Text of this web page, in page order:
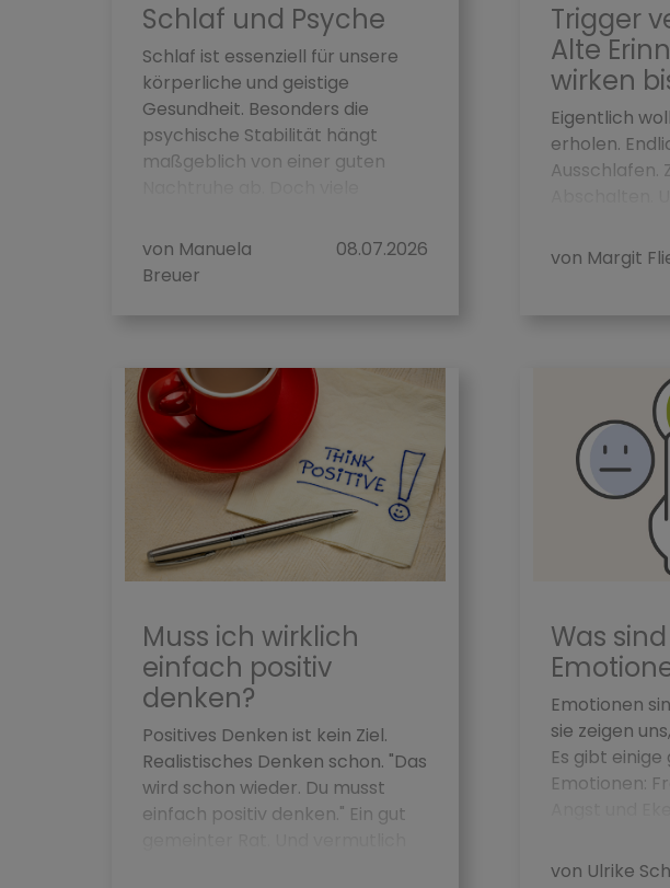
Schlaf und Psyche
Schlaf ist essenziell für unsere
körperliche und geistige
Gesundheit. Besonders die
psychische Stabilität hängt
maßgeblich von einer guten
von Manuela
Breuer
08.07.2026
Trigger
Alte
wirken
Eigentlich
erholen.
Ausschlafen.
von Margit
Muss ich wirklich
einfach positiv
denken?
Positives Denken ist kein Ziel.
Realistisches Denken schon. "Das
wird schon wieder. Du musst
einfach positiv denken." Ein gut
Was
Emotionen
sie zeigen
Es gibt
Emotionen:
von Ulrike